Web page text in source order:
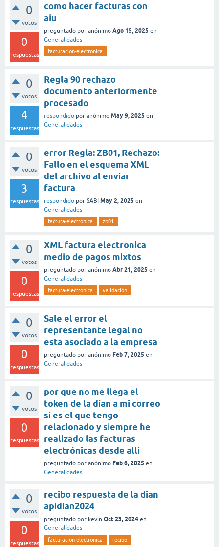
0
votos
0
respuestas
como hacer facturas con
aiu
preguntado por anónimo Ago 15, 2025 en
Generalidades
facturacion-electronica
0
votos
4
respuestas
Regla 90 rechazo
documento anteriormente
procesado
respondido por anónimo May 9, 2025 en
Generalidades
0
votos
3
respuestas
error Regla: ZB01, Rechazo:
Fallo en el esquema XML
del archivo al enviar
factura
respondido por SABI May 2, 2025 en
Generalidades
factura-electronica zb01
0
votos
0
respuestas
XML factura electronica
medio de pagos mixtos
preguntado por anónimo Abr 21, 2025 en
Generalidades
factura-electronica validación
0
votos
0
respuestas
Sale el error el
representante legal no
esta asociado a la empresa
preguntado por anónimo Feb 7, 2025 en
Generalidades
0
votos
0
respuestas
por que no me llega el
token de la dian a mi correo
si es el que tengo
relacionado y siempre he
realizado las facturas
electrónicas desde alli
preguntado por anónimo Feb 6, 2025 en
Generalidades
0
votos
0
respuestas
recibo respuesta de la dian
apidian2024
preguntado por kevin Oct 23, 2024 en
Generalidades
facturacion-electronica recibo